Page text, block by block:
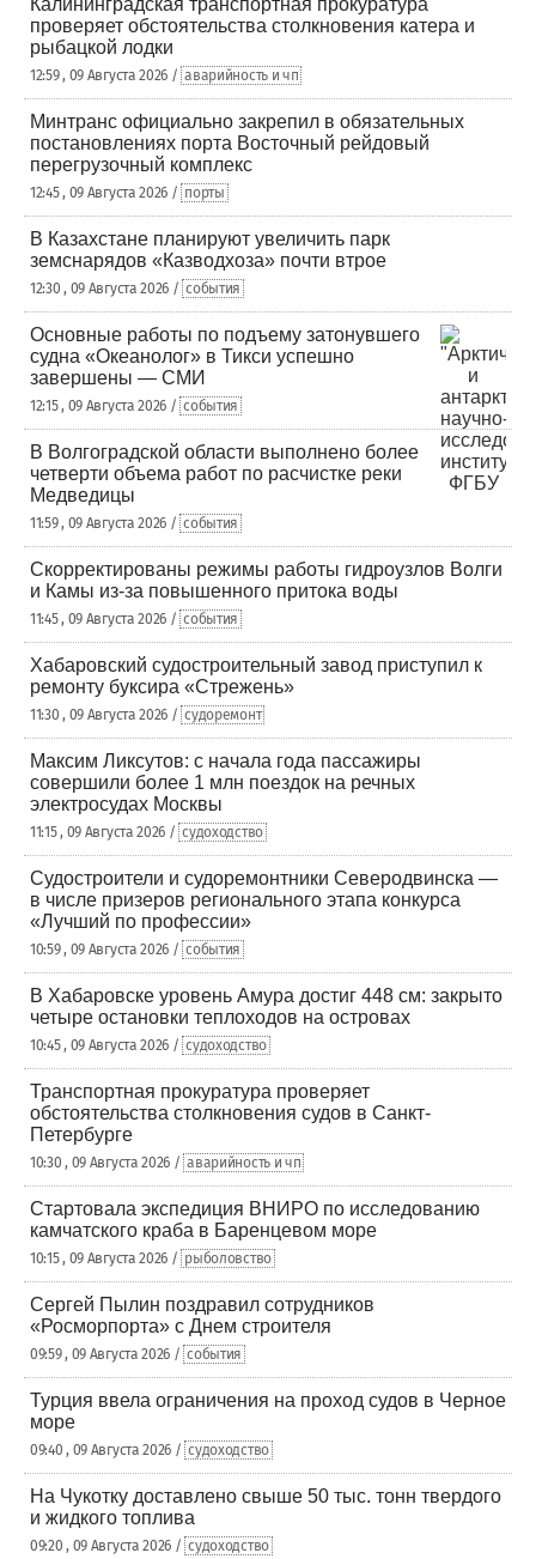
Калининградская транспортная прокуратура
проверяет обстоятельства столкновения катера и
рыбацкой лодки
12:59 , 09 Августа 2026 / аварийность и чп
Минтранс официально закрепил в обязательных
постановлениях порта Восточный рейдовый
перегрузочный комплекс
12:45 , 09 Августа 2026 / порты
В Казахстане планируют увеличить парк
земснарядов «Казводхоза» почти втрое
12:30 , 09 Августа 2026 / события
Основные работы по подъему затонувшего
судна «Океанолог» в Тикси успешно
завершены — СМИ
12:15 , 09 Августа 2026 / события
В Волгоградской области выполнено более
четверти объема работ по расчистке реки
Медведицы
11:59 , 09 Августа 2026 / события
Скорректированы режимы работы гидроузлов Волги
и Камы из-за повышенного притока воды
11:45 , 09 Августа 2026 / события
Хабаровский судостроительный завод приступил к
ремонту буксира «Стрежень»
11:30 , 09 Августа 2026 / судоремонт
Максим Ликсутов: с начала года пассажиры
совершили более 1 млн поездок на речных
электросудах Москвы
11:15 , 09 Августа 2026 / судоходство
Судостроители и судоремонтники Северодвинска —
в числе призеров регионального этапа конкурса
«Лучший по профессии»
10:59 , 09 Августа 2026 / события
В Хабаровске уровень Амура достиг 448 см: закрыто
четыре остановки теплоходов на островах
10:45 , 09 Августа 2026 / судоходство
Транспортная прокуратура проверяет
обстоятельства столкновения судов в Санкт-
Петербурге
10:30 , 09 Августа 2026 / аварийность и чп
Стартовала экспедиция ВНИРО по исследованию
камчатского краба в Баренцевом море
10:15 , 09 Августа 2026 / рыболовство
Сергей Пылин поздравил сотрудников
«Росморпорта» с Днем строителя
09:59 , 09 Августа 2026 / события
Турция ввела ограничения на проход судов в Черное
море
09:40 , 09 Августа 2026 / судоходство
На Чукотку доставлено свыше 50 тыс. тонн твердого
и жидкого топлива
09:20 , 09 Августа 2026 / судоходство